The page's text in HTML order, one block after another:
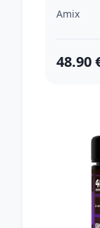
Amix
48.90